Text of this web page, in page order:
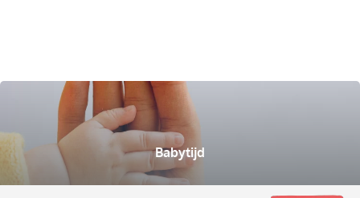
Babytijd